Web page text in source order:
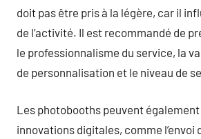
doit pas être pris à la légère, car il
de l’activité. Il est recommandé de
le professionnalisme du service, la
de personnalisation et le niveau de
Les photobooths peuvent
innovations digitales, comme l’envoi